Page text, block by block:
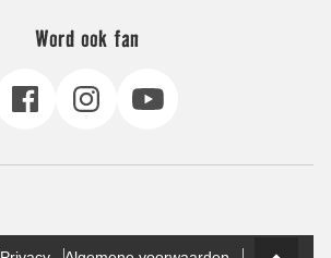
Word ook fan